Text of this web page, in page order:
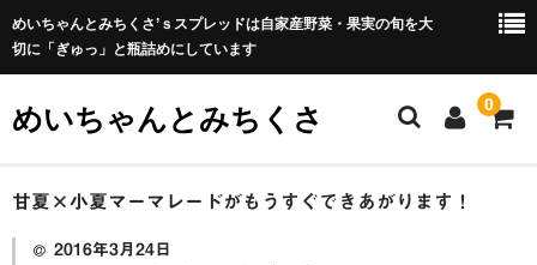
めいちゃんとみちくさ’ｓスプレッドは自家産野菜・果実の旬を大
切に「ぎゅっ」と瓶詰めにしています
めいちゃんとみちくさ 0
ホーム
めいちゃんとみちくさブログ
甘夏×小夏マーマレードがもうすぐできあがります！
2016年3月24日